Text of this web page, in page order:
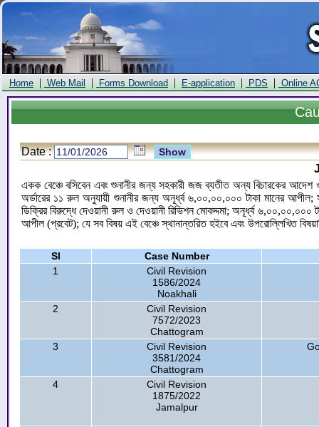
Home | Web Mail | Forms Download | E-application | PDS | Online
Date :
একক বেঞ্চে বসিবেন এবং শুনানীর জন্য সহকারী জজ ব্যতীত অন্য বিচারকের আদেশ
অর্ডারের ১১ রুল অনুযায়ী শুনানীর জন্য অনূর্ধ্ব ৬,০০,০০,০০০ টাকা মানের
ডিক্রির বিরুদ্ধে দেওয়ানী রুল ও দেওয়ানী রিভিশন মোকদ্দমা; অনূর্ধ্ব
আপীল (প্রবেট); যে সব বিষয় এই বেঞ্চে স্থানান্তরিত হইবে এবং উপরোল্লিখিত
Sl
Case Number
1
Civil Revision
1586/2024
Noakhali
2
Civil Revision
7572/2023
Chattogram
3
Civil Revision
3581/2024
Chattogram
4
Civil Revision
1875/2022
Jamalpur